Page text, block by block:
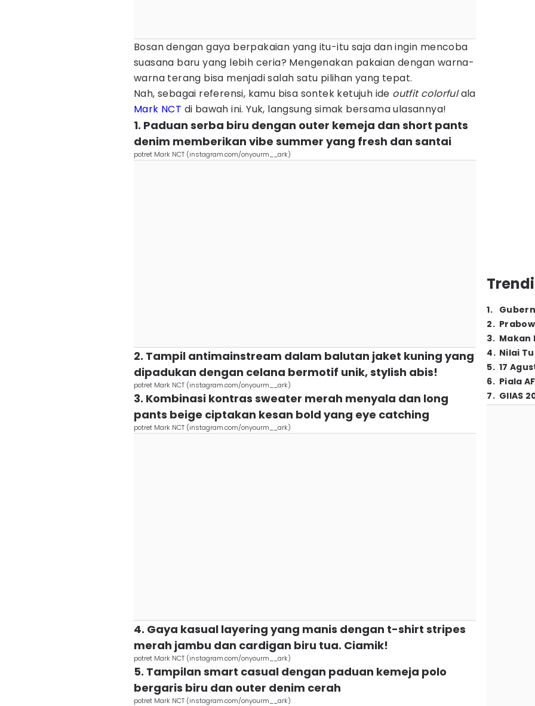
Bosan dengan gaya berpakaian yang itu-itu saja dan ingin mencoba
suasana baru yang lebih ceria? Mengenakan pakaian dengan warna-
warna terang bisa menjadi salah satu pilihan yang tepat.
Nah, sebagai referensi, kamu bisa sontek ketujuh ide outfit colorfulala
Mark NCT di bawah ini. Yuk, langsung simak bersama ulasannya!
1. Paduan serba biru dengan outer kemeja dan short pants
denim memberikan vibe summer yang fresh dan santai
potret Mark NCT (instagram.com/onyourm__ark)
2. Tampil antimainstream dalam balutan jaket kuning yang
dipadukan dengan celana bermotif unik, stylish abis!
potret Mark NCT (instagram.com/onyourm__ark)
3. Kombinasi kontras sweater merah menyala dan long
pants beige ciptakan kesan bold yang eye catching
potret Mark NCT (instagram.com/onyourm__ark)
4. Gaya kasual layering yang manis dengan t-shirt stripes
merah jambu dan cardigan biru tua. Ciamik!
potret Mark NCT (instagram.com/onyourm__ark)
5. Tampilan smart casual dengan paduan kemeja polo
bergaris biru dan outer denim cerah
potret Mark NCT (instagram.com/onyourm__ark)
1.
2.
3. Makan
4. Nilai
5. 17
6. Piala
7. GIIAS